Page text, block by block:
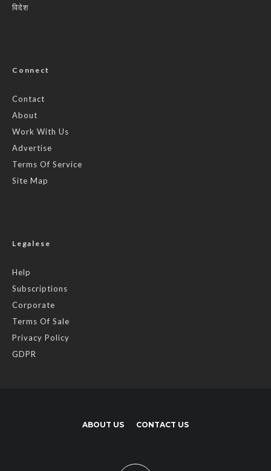
विदेश
Connect
Contact
About
Work With Us
Advertise
Terms Of Service
Site Map
Legalese
Help
Subscriptions
Corporate
Terms Of Sale
Privacy Policy
GDPR
ABOUT US CONTACT US